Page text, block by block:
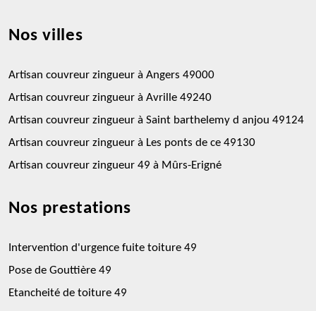
Nos villes
Artisan couvreur zingueur à Angers 49000
Artisan couvreur zingueur à Avrille 49240
Artisan couvreur zingueur à Saint barthelemy d anjou 49124
Artisan couvreur zingueur à Les ponts de ce 49130
Artisan couvreur zingueur 49 à Mûrs-Erigné
Nos prestations
Intervention d'urgence fuite toiture 49
Pose de Gouttière 49
Etancheité de toiture 49